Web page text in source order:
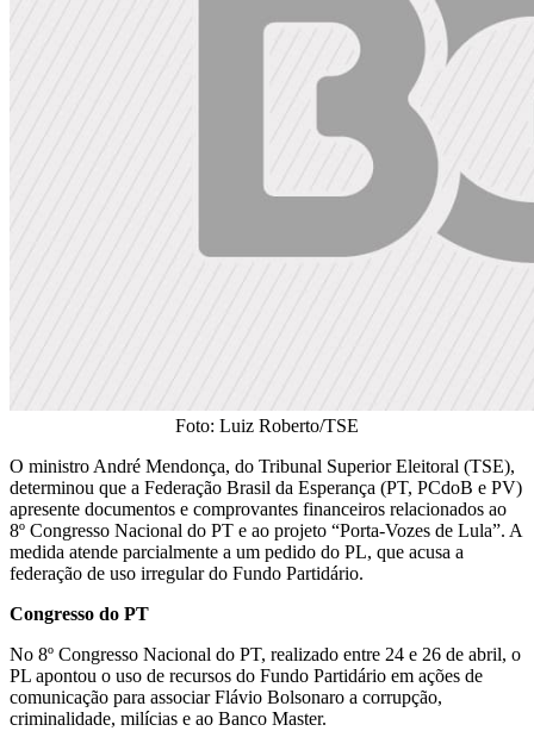
Foto: Luiz Roberto/TSE
O ministro André Mendonça, do Tribunal Superior Eleitoral (TSE),
determinou que a Federação Brasil da Esperança (PT, PCdoB e PV)
apresente documentos e comprovantes financeiros relacionados ao
8º Congresso Nacional do PT e ao projeto “Porta-Vozes de Lula”. A
medida atende parcialmente a um pedido do PL, que acusa a
federação de uso irregular do Fundo Partidário.
Congresso do PT
No 8º Congresso Nacional do PT, realizado entre 24 e 26 de abril, o
PL apontou o uso de recursos do Fundo Partidário em ações de
comunicação para associar Flávio Bolsonaro a corrupção,
criminalidade, milícias e ao Banco Master.